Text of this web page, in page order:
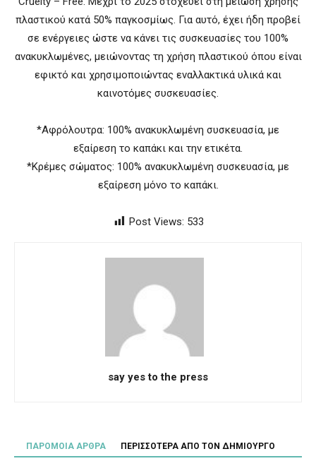
πλαστικού κατά 50% παγκοσμίως. Για αυτό, έχει ήδη προβεί
σε ενέργειες ώστε να κάνει τις συσκευασίες του 100%
ανακυκλωμένες, μειώνοντας τη χρήση πλαστικού όπου είναι
εφικτό και χρησιμοποιώντας εναλλακτικά υλικά και
καινοτόμες συσκευασίες.
*Αφρόλουτρα: 100% ανακυκλωμένη συσκευασία, με
εξαίρεση το καπάκι και την ετικέτα.
*Κρέμες σώματος: 100% ανακυκλωμένη συσκευασία, με
εξαίρεση μόνο το καπάκι.
Post Views: 533
say yes to the press
ΠΑΡΟΜΟΙΑ ΑΡΘΡΑ ΠΕΡΙΣΣΟΤΕΡΑ ΑΠΟ ΤΟΝ ΔΗΜΙΟΥΡΓΟ